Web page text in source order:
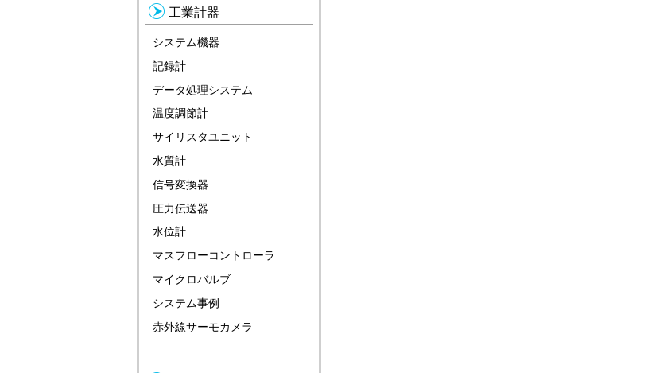
工業計器
システム機器
記録計
データ処理システム
温度調節計
サイリスタユニット
水質計
信号変換器
圧力伝送器
水位計
マスフローコントローラ
マイクロバルブ
システム事例
赤外線サーモカメラ